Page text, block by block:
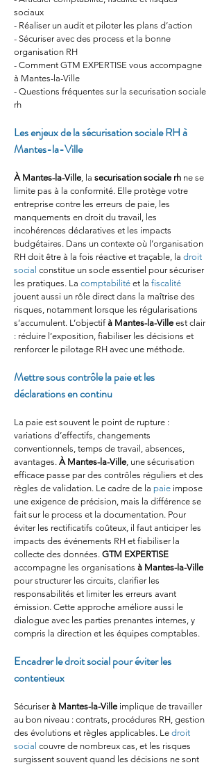
sociaux
- Réaliser un audit et piloter les plans d’action
- Sécuriser avec des process et la bonne
organisation RH
- Comment GTM EXPERTISE vous accompagne
à Mantes-la-Ville
- Questions fréquentes sur la securisation sociale
rh
Les enjeux de la sécurisation sociale RH à
Mantes-la-Ville
À Mantes-la-Ville, la securisation sociale rh ne se
limite pas à la conformité. Elle protège votre
entreprise contre les erreurs de paie, les
manquements en droit du travail, les
incohérences déclaratives et les impacts
budgétaires. Dans un contexte où l’organisation
RH doit être à la fois réactive et traçable, la droit
social constitue un socle essentiel pour sécuriser
les pratiques. La comptabilité et la fiscalité
jouent aussi un rôle direct dans la maîtrise des
risques, notamment lorsque les régularisations
s’accumulent. L’objectif à Mantes-la-Ville est clair
: réduire l’exposition, fiabiliser les décisions et
renforcer le pilotage RH avec une méthode.
Mettre sous contrôle la paie et les
déclarations en continu
La paie est souvent le point de rupture :
variations d’effectifs, changements
conventionnels, temps de travail, absences,
avantages. À Mantes-la-Ville, une sécurisation
efficace passe par des contrôles réguliers et des
règles de validation. Le cadre de la paie impose
une exigence de précision, mais la différence se
fait sur le process et la documentation. Pour
éviter les rectificatifs coûteux, il faut anticiper les
impacts des événements RH et fiabiliser la
collecte des données. GTM EXPERTISE
accompagne les organisations à Mantes-la-Ville
pour structurer les circuits, clarifier les
responsabilités et limiter les erreurs avant
émission. Cette approche améliore aussi le
dialogue avec les parties prenantes internes, y
compris la direction et les équipes comptables.
Encadrer le droit social pour éviter les
contentieux
Sécuriser à Mantes-la-Ville implique de travailler
au bon niveau : contrats, procédures RH, gestion
des évolutions et règles applicables. Le droit
social couvre de nombreux cas, et les risques
surgissent souvent quand les décisions ne sont